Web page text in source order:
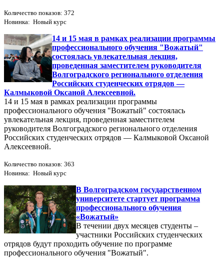
Количество показов: 372
Новинка: Новый курс
14 и 15 мая в рамках реализации программы
профессионального обучения "Вожатый"
состоялась увлекательная лекция,
проведенная заместителем руководителя
Волгоградского регионального отделения
Российских студенческих отрядов —
Калмыковой Оксаной Алексеевной.
14 и 15 мая в рамках реализации программы
профессионального обучения "Вожатый" состоялась
увлекательная лекция, проведенная заместителем
руководителя Волгоградского регионального отделения
Российских студенческих отрядов — Калмыковой Оксаной
Алексеевной.
Количество показов: 363
Новинка: Новый курс
В Волгоградском государственном
университете стартует программа
профессионального обучения
«Вожатый»
В течении двух месяцев студенты –
участники Российских студенческих
отрядов будут проходить обучение по программе
профессионального обучения "Вожатый".